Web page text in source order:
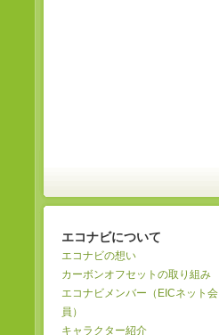
エコナビについて
エコナビの想い
カーボンオフセットの取り組み
エコナビメンバー（EICネット会
員）
キャラクター紹介